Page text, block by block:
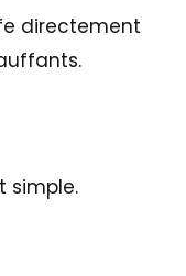
directement
simple.